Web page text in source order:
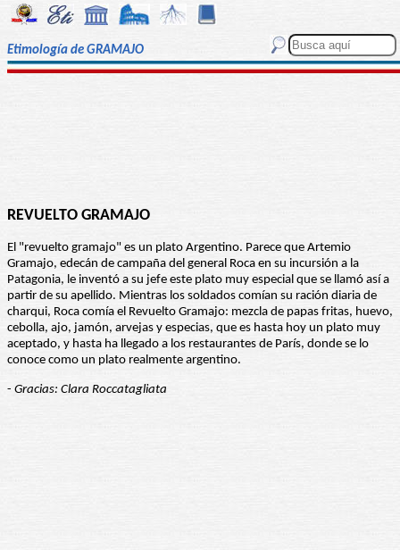
Etimología de GRAMAJO
REVUELTO GRAMAJO
El "revuelto gramajo" es un plato Argentino. Parece que Artemio
Gramajo, edecán de campaña del general Roca en su incursión a la
Patagonia, le inventó a su jefe este plato muy especial que se llamó así a
partir de su apellido. Mientras los soldados comían su ración diaria de
charqui, Roca comía el Revuelto Gramajo: mezcla de papas fritas, huevo,
cebolla, ajo, jamón, arvejas y especias, que es hasta hoy un plato muy
aceptado, y hasta ha llegado a los restaurantes de París, donde se lo
conoce como un plato realmente argentino.
- Gracias: Clara Roccatagliata